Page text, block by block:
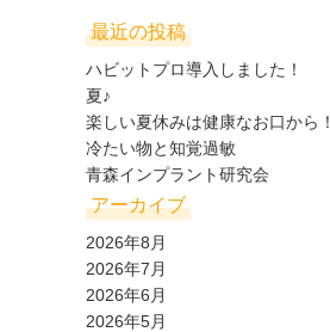
最近の投稿
ハビットプロ導入しました！
夏♪
楽しい夏休みは健康なお口から！
冷たい物と知覚過敏
青森インプラント研究会
アーカイブ
2026年8月
2026年7月
2026年6月
2026年5月